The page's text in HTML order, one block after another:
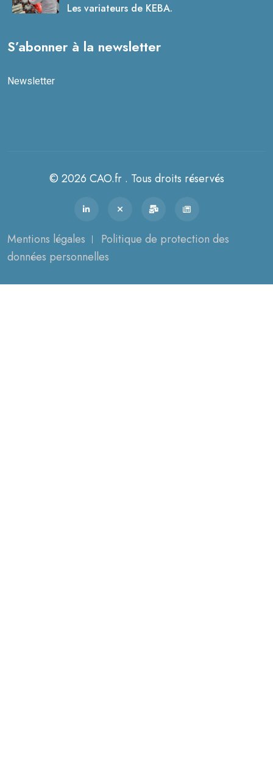
Les variateurs de KEBA.
S’abonner à la newsletter
Newsletter
© 2026 CAO.fr . Tous droits réservés
Mentions légales
Politique de protection des
données personnelles